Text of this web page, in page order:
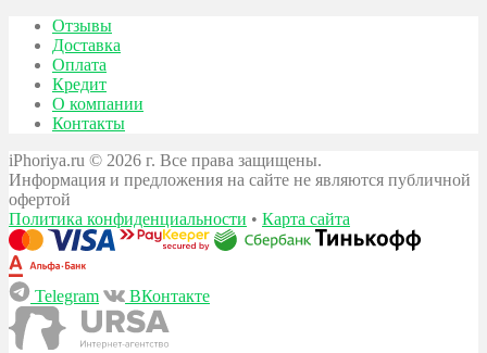
Отзывы
Доставка
Оплата
Кредит
О компании
Контакты
iPhoriya.ru © 2026 г. Все права защищены.
Информация и предложения на сайте не являются публичной
офертой
Политика конфиденциальности • Карта сайта
Telegram ВКонтакте